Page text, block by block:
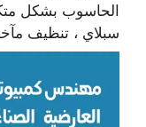
الحاسوب بشكل
سبلاي ، تنظيف